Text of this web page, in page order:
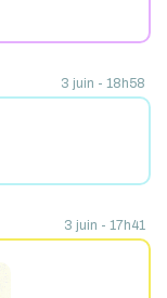
3 juin - 18h58
3 juin - 17h41